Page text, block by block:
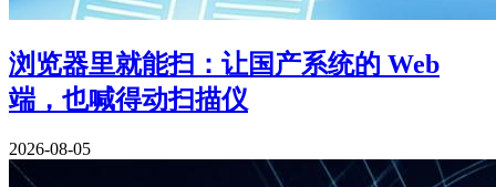
浏览器里就能扫：让国产系统的 Web
端，也喊得动扫描仪
2026-08-05